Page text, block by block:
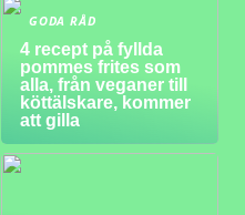
GODA RÅD
4 recept på fyllda
pommes frites som
alla, från veganer till
köttälskare, kommer
att gilla